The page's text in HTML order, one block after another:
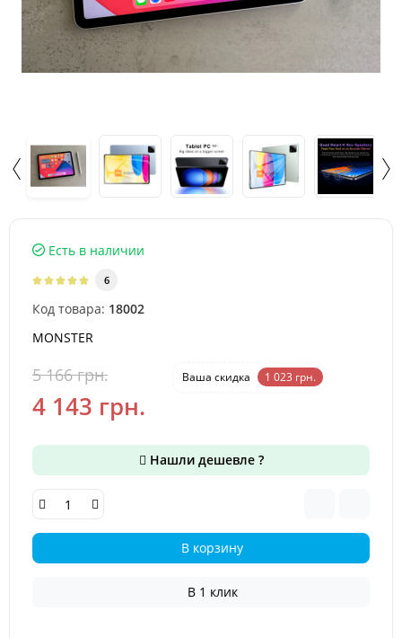
Есть в наличии
6
Код товара: 18002
MONSTER
5 166 грн. Ваша cкидка 1 023 грн.
4 143 грн.
Нашли дешевле ?
В корзину
В 1 клик